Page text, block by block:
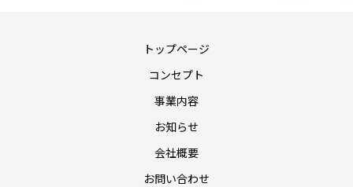
トップページ
コンセプト
事業内容
お知らせ
会社概要
お問い合わせ